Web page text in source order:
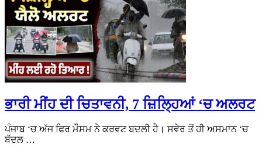
ਭਾਰੀ ਮੀਂਹ ਦੀ ਚਿਤਾਵਨੀ, 7 ਜ਼ਿਲ੍ਹਿਆਂ ‘ਚ ਅਲਰਟ
ਪੰਜਾਬ ‘ਚ ਅੱਜ ਫਿਰ ਮੌਸਮ ਨੇ ਕਰਵਟ ਬਦਲੀ ਹੈ। ਸਵੇਰ ਤੋਂ ਹੀ ਅਸਮਾਨ ‘ਚ
ਬੱਦਲ …